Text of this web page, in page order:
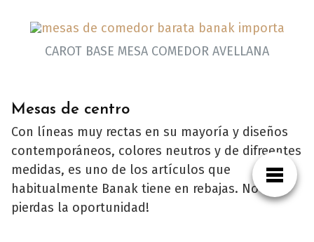
CAROT BASE MESA COMEDOR AVELLANA
Mesas de centro
Con líneas muy rectas en su mayoría y diseños
contemporáneos, colores neutros y de difreentes
medidas, es uno de los artículos que
habitualmente Banak tiene en rebajas. No
pierdas la oportunidad!